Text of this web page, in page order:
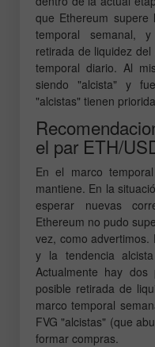
que Ethereum
temporal semanal,
retirada de liquidez
temporal diario. Al
siendo "alcista" y
"alcistas" tienen
el par ETH/
En el marco
mantiene. En la
esperar nuevas
Ethereum no pudo
vez, como
y la tendencia
Actualmente hay
posible retirada de
marco temporal
FVG "alcistas" (que
formar compras.